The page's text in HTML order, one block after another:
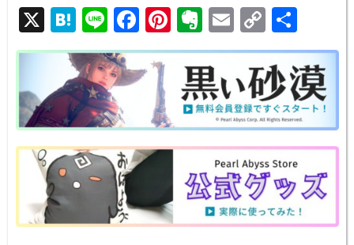
X H
at
e
n
a
Li
n
e
F
a
c
b
o
o
k
Pi
nt
er
e
st
E
v
er
n
ot
e
E
m
ail
C
o
p
y
Li
n
k
有